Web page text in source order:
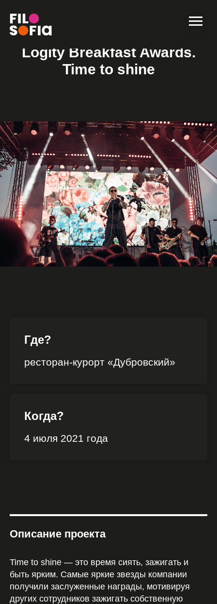
Logity Breakfast Awards.
Time to shine
Где?
ресторан-курорт «Дубровский»
Когда?
4 июля 2021 года
Описание проекта
Time to shine — это время сиять, зажигать и
быть ярким. Самые яркие звезды компании
получили заслуженные награды, мотивируя
других сотрудников зажигать собственную